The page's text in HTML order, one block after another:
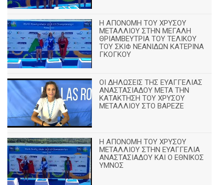
Η ΑΠΟΝΟΜΗ ΤΟΥ ΧΡΥΣΟΥ
ΜΕΤΑΛΛΙΟΥ ΣΤΗΝ ΜΕΓΑΛΗ
ΘΡΙΑΜΒΕΥΤΡΙΑ ΤΟΥ ΤΕΛΙΚΟΥ
ΤΟΥ ΣΚΙΦ ΝΕΑΝΙΔΩΝ ΚΑΤΕΡΙΝΑ
ΓΚΟΓΚΟΥ
ΟΙ ΔΗΛΩΣΕΙΣ ΤΗΣ ΕΥΑΓΓΕΛΙΑΣ
ΑΝΑΣΤΑΣΙΑΔΟΥ ΜΕΤΑ ΤΗΝ
ΚΑΤΑΚΤΗΣΗ ΤΟΥ ΧΡΥΣΟΥ
ΜΕΤΑΛΛΙΟΥ ΣΤΟ ΒΑΡΕΖΕ
Η ΑΠΟΝΟΜΗ ΤΟΥ ΧΡΥΣΟΥ
ΜΕΤΑΛΛΙΟΥ ΣΤΗΝ ΕΥΑΓΓΕΛΙΑ
ΑΝΑΣΤΑΣΙΑΔΟΥ ΚΑΙ Ο ΕΘΝΙΚΟΣ
ΥΜΝΟΣ